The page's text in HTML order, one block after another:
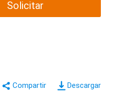
Solicitar
Descargar